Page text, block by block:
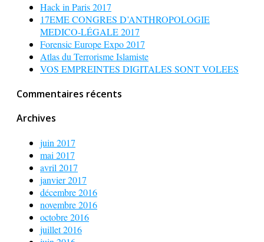
Hack in Paris 2017
17EME CONGRES D’ANTHROPOLOGIE
MEDICO-LÉGALE 2017
Forensic Europe Expo 2017
Atlas du Terrorisme Islamiste
VOS EMPREINTES DIGITALES SONT VOLEES
Commentaires récents
Archives
juin 2017
mai 2017
avril 2017
janvier 2017
décembre 2016
novembre 2016
octobre 2016
juillet 2016